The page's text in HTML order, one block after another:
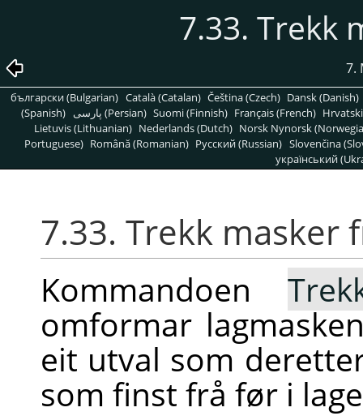
7.33. Trekk
7.
български (Bulgarian) Català (Catalan) Čeština (Czech) Dansk (Danish)
(Spanish)
پارسی (Persian) Suomi (Finnish) Français (French)
Lietuvis (Lithuanian) Nederlands (Dutch) Norsk Nynorsk
Portuguese) Română (Romanian) Pусский (Russian) Slovenčina
український
7.33. Trekk masker
Kommandoen
omformar
eit utval som
som finst frå før i